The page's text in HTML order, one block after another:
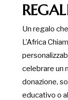
Un regalo
L’Africa
celebrare un
donazione,
educativo o